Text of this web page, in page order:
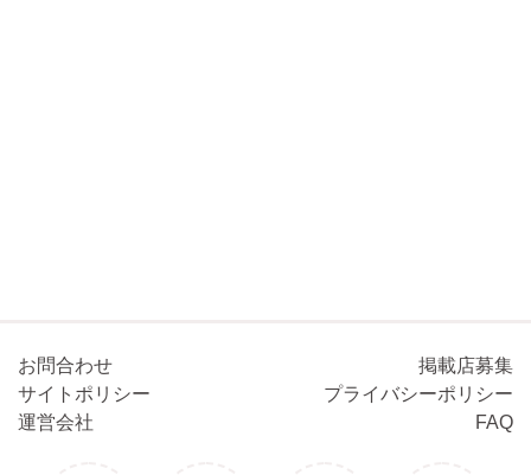
お問合わせ
掲載店募集
サイトポリシー
プライバシーポリシー
運営会社
FAQ